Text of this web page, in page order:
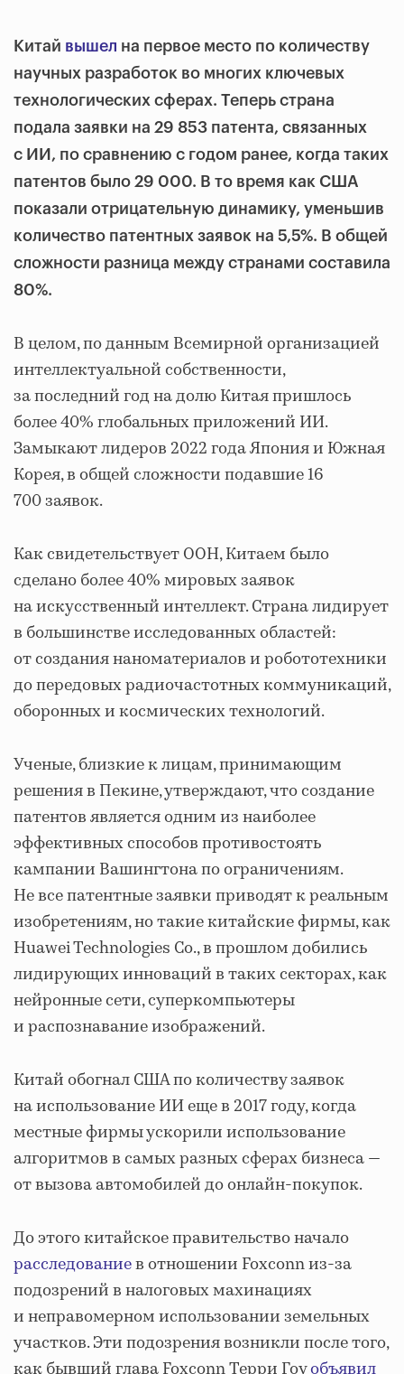
Китай вышел на первое место по количеству
научных разработок во многих ключевых
технологических сферах. Теперь страна
подала заявки на 29 853 патента, связанных
с ИИ, по сравнению с годом ранее, когда таких
патентов было 29 000. В то время как США
показали отрицательную динамику, уменьшив
количество патентных заявок на 5,5%. В общей
сложности разница между странами составила
80%.
В целом, по данным Всемирной организацией
интеллектуальной собственности,
за последний год на долю Китая пришлось
более 40% глобальных приложений ИИ.
Замыкают лидеров 2022 года Япония и Южная
Корея, в общей сложности подавшие 16
700 заявок.
Как свидетельствует ООН, Китаем было
сделано более 40% мировых заявок
на искусственный интеллект. Страна лидирует
в большинстве исследованных областей:
от создания наноматериалов и робототехники
до передовых радиочастотных коммуникаций,
оборонных и космических технологий.
Ученые, близкие к лицам, принимающим
решения в Пекине, утверждают, что создание
патентов является одним из наиболее
эффективных способов противостоять
кампании Вашингтона по ограничениям.
Не все патентные заявки приводят к реальным
изобретениям, но такие китайские фирмы, как
Huawei Technologies Co., в прошлом добились
лидирующих инноваций в таких секторах, как
нейронные сети, суперкомпьютеры
и распознавание изображений.
Китай обогнал США по количеству заявок
на использование ИИ еще в 2017 году, когда
местные фирмы ускорили использование
алгоритмов в самых разных сферах бизнеса —
от вызова автомобилей до онлайн-покупок.
До этого китайское правительство начало
расследованиев отношении Foxconn из-за
подозрений в налоговых махинациях
и неправомерном использовании земельных
участков. Эти подозрения возникли после того,